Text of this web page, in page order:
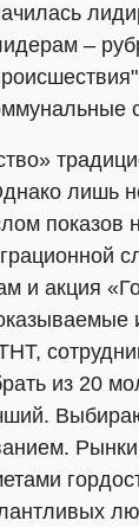
–
лишь
показов
и акция
из 20